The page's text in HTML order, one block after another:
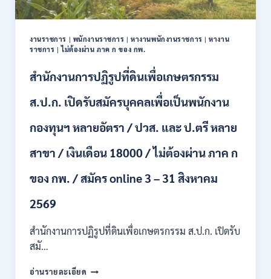
/
ปวช.
ป.ตรี
หลาย
/
ต้อง
ภาค
ของ
/
–
28780
10
งานราชการ | พนักงานราชการ |หางานพนักงานราชการ |หางาน
ราชการ |ไม่ต้องผ่าน ภาค ก ของ กพ.
สำนักงานการปฏิรูปที่ดินเพื่อเกษตรกรรม
ส.ป.ก. เปิดรับสมัครบุคคลเพื่อเป็นพนักงาน
กองทุนฯ หลายอัตรา / ปวส. และ ป.ตรี หลาย
สาขา / เงินเดือน 18000 / ไม่ต้องผ่าน ภาค ก
ของ กพ. / สมัคร online 3 – 31 สิงหาคม
2569
สำนักงานการปฏิรูปที่ดินเพื่อเกษตรกรรม ส.ป.ก. เปิดรับ
สมั…
อ่านรายละเอียด สำนักงาน